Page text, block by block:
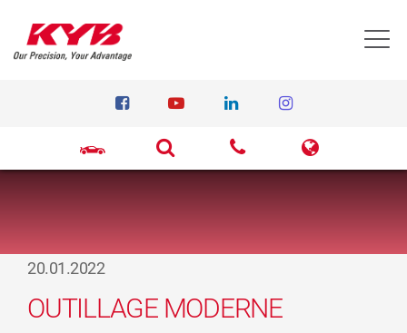
20.01.2022
OUTILLAGE MODERNE